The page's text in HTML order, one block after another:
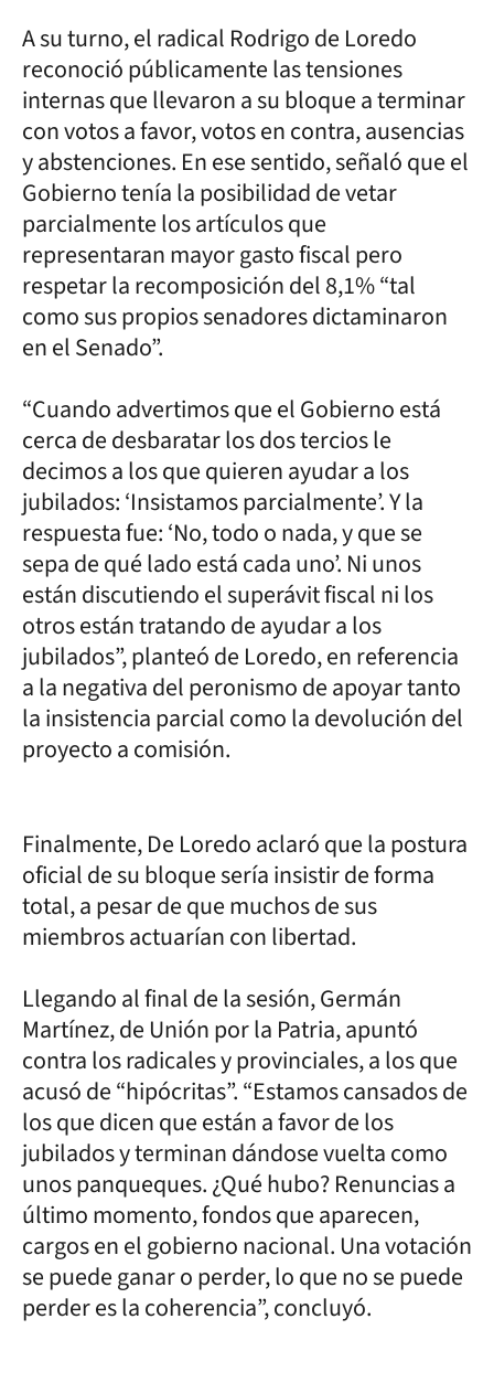
A su turno, el radical Rodrigo de Loredo
reconoció públicamente las tensiones
internas que llevaron a su bloque a terminar
con votos a favor, votos en contra, ausencias
y abstenciones. En ese sentido, señaló que el
Gobierno tenía la posibilidad de vetar
parcialmente los artículos que
representaran mayor gasto fiscal pero
respetar la recomposición del 8,1% “tal
como sus propios senadores dictaminaron
en el Senado”.
“Cuando advertimos que el Gobierno está
cerca de desbaratar los dos tercios le
decimos a los que quieren ayudar a los
jubilados: ‘Insistamos parcialmente’. Y la
respuesta fue: ‘No, todo o nada, y que se
sepa de qué lado está cada uno’. Ni unos
están discutiendo el superávit fiscal ni los
otros están tratando de ayudar a los
jubilados”, planteó de Loredo, en referencia
a la negativa del peronismo de apoyar tanto
la insistencia parcial como la devolución del
proyecto a comisión.
Finalmente, De Loredo aclaró que la postura
oficial de su bloque sería insistir de forma
total, a pesar de que muchos de sus
miembros actuarían con libertad.
Llegando al final de la sesión, Germán
Martínez, de Unión por la Patria, apuntó
contra los radicales y provinciales, a los que
acusó de “hipócritas”. “Estamos cansados de
los que dicen que están a favor de los
jubilados y terminan dándose vuelta como
unos panqueques. ¿Qué hubo? Renuncias a
último momento, fondos que aparecen,
cargos en el gobierno nacional. Una votación
se puede ganar o perder, lo que no se puede
perder es la coherencia”, concluyó.